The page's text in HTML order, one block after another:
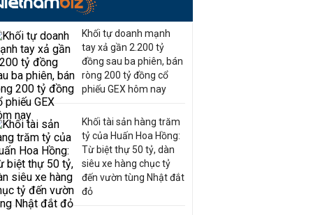
Khối tự doanh mạnh
tay xả gần 2.200 tỷ
đồng sau ba phiên, bán
ròng 200 tỷ đồng cổ
phiếu GEX hôm nay
Khối tài sản hàng trăm
tỷ của Huấn Hoa Hồng:
Từ biệt thự 50 tỷ, dàn
siêu xe hàng chục tỷ
đến vườn tùng Nhật đắt
đỏ